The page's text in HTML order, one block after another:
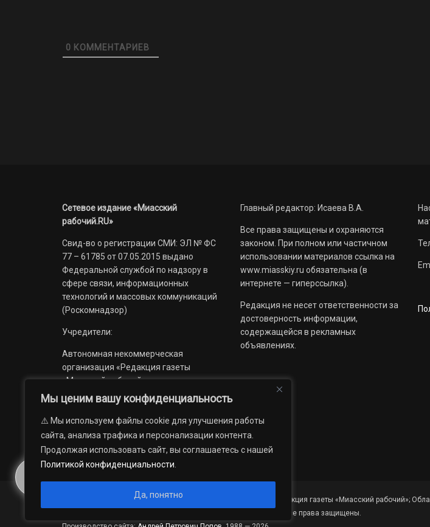
Мы ценим вашу конфиденциальность
⚠️ Мы используем файлы cookie для улучшения работы
сайта, анализа трафика и персонализации контента.
Продолжая использовать сайт, вы соглашаетесь с нашей
Политикой конфиденциальности
Да, понятно
0 КОММЕНТАРИЕВ
Сетевое издание «Миасский
рабочий.RU»
Свид-во о регистрации СМИ: ЭЛ № ФС
77 – 61785 от 07.05.2015 выдано
Федеральной службой по надзору в
сфере связи, информационных
технологий и массовых коммуникаций
(Роскомнадзор)
Учредители:
Автономная некоммерческая
организация «Редакция газеты
«Миасский рабочий»;
Областное государственное
учреждение «Издательский дом
Главный редактор: Исаева В.А.
Все права защищены и охраняются
законом. При полном или частичном
использовании материалов ссылка на
www.miasskiy.ru обязательна (в
интернете — гиперссылка).
Редакция не несет ответственности за
достоверность информации,
содержащейся в рекламных
объявлениях.
© 2012 — 2026. Автономная некоммерческая организация «Редакция газеты «Миасский рабочий»;
государственное учреждение «Издательский дом «Губерния». Все права защищены.